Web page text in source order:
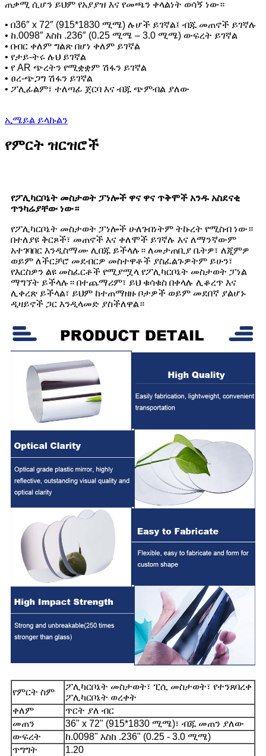
ጠቃሚ ሲሆን ይህም የአያያዝ እና የመጫን ቀላልነት ወሳኝ ነው።
• በ36″ x 72″ (915*1830 ሚሜ) ሉሆች ይገኛል፤ ብጁ መጠኖች ይገኛሉ
• ከ.0098″ እስከ .236″ (0.25 ሚሜ – 3.0 ሚሜ) ውፍረት ይገኛል
• በብር ቀለም ግልጽ በሆነ ቀለም ይገኛል
• የታይ-ትሩ ሉህ ይገኛል
• የ AR ጭረትን የሚቋቋም ሽፋን ይገኛል
• ፀረ-ጭጋግ ሽፋን ይገኛል
• ፖሊፊልም፣ ተለጣፊ ጀርባ እና ብጁ ጭምብል ያለው
ኢሜይል ይላኩልን
የምርት ዝርዝሮች
የፖሊካርቦኔት መስታወት ፓነሎች ዋና ዋና ጥቅሞች አንዱ አስደናቂ
ጥንካሬያቸው ነው።
የፖሊካርቦኔት መስታወት ፓነሎች ሁለገብነትም ትኩረት የሚስብ ነው።
በተለያዩ ቅርጾች፣ መጠኖች እና ቀለሞች ይገኛሉ እና ለማንኛውም
አተገባበር እንዲስማሙ ሊበጁ ይችላሉ። ለመታጠቢያ ቤትዎ፣ ለጂምዎ
ወይም ለችርቻሮ መደብርዎ መስተዋቶች ያስፈልጉዎትም ይሁን፣
የእርስዎን ልዩ መስፈርቶች የሚያሟላ የፖሊካርቦኔት መስታወት ፓነል
ማግኘት ይችላሉ። በተጨማሪም፣ ይህ ቁሳቁስ በቀላሉ ሊቆረጥ እና
ሊቀረጽ ይችላል፣ ይህም ከተጠማዘዙ ቦታዎች ወይም መደበኛ ያልሆኑ
ዲዛይኖች ጋር እንዲላመድ ያስችለዋል።
የምርት ስም
ፖሊካርቦኔት መስታወት፣ ፒሲ መስታወት፣ የተንጸባረቀ
ፖሊካርቦኔት ወረቀት
ቀለም
ጥርት ያለ ብር
መጠን
36" x 72" (915*1830 ሚሜ)፣ ብጁ መጠን ያለው
ውፍረት
ከ.0098" እስከ .236" (0.25 - 3.0 ሚሜ)
ጥግግት
1.20